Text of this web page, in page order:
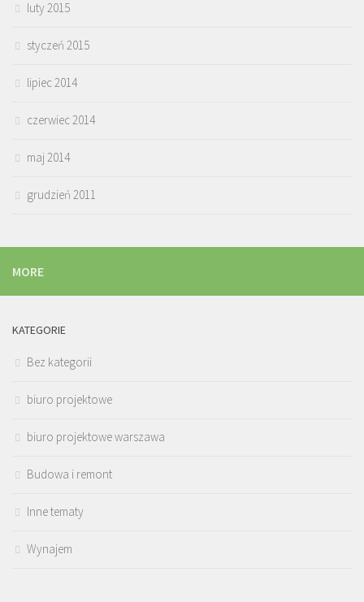
luty 2015
styczeń 2015
lipiec 2014
czerwiec 2014
maj 2014
grudzień 2011
MORE
KATEGORIE
Bez kategorii
biuro projektowe
biuro projektowe warszawa
Budowa i remont
Inne tematy
Wynajem